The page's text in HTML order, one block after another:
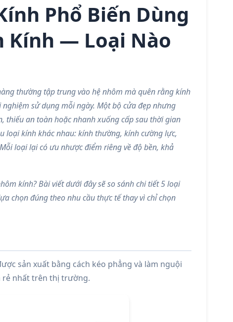
Phổ Biến Dùng
Kính — Loại Nào
thường tập trung vào hệ nhôm mà quên rằng kính
sử dụng mỗi ngày. Một bộ cửa đẹp nhưng
thiếu an toàn hoặc nhanh xuống cấp sau thời gian
loại kính khác nhau: kính thường, kính cường lực,
loại lại có ưu nhược điểm riêng về độ bền, khả
kính? Bài viết dưới đây sẽ so sánh chi tiết 5 loại
chọn đúng theo nhu cầu thực tế thay vì chỉ chọn
sản xuất bằng cách kéo phẳng và làm nguội
rẻ nhất trên thị trường.